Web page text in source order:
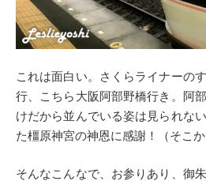
これは面白い。さくらライナーの
行、こちら大阪阿部野橋行き。阿
けだから並んでいる姿は見られな
た橿原神宮の神恩に感謝！（そこか
そんなこんなで、お参りあり、御